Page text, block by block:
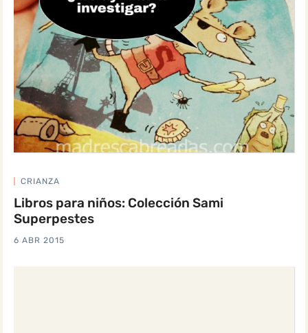
CRIANZA
Libros para niños: Colección Sami
Superpestes
6 ABR 2015